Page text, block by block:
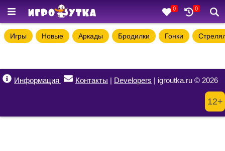
0 0
Игры Новые Аркады Бродилки Гонки
Информация Контакты | Developers | igroutka.ru © 2026
12+